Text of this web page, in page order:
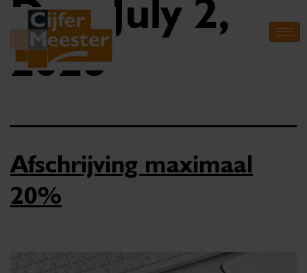
Day: July 2,
2026
Afschrijving maximaal
20%